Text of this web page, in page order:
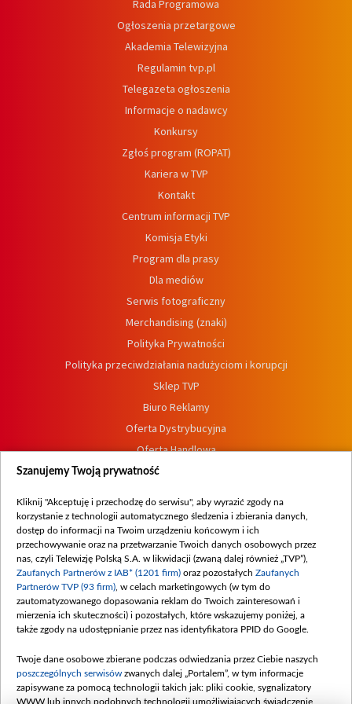
Rada Programowa
Ogłoszenia przetargowe
Akademia Telewizyjna
Regulamin tvp.pl
Telegazeta ogłoszenia
Informacje o nadawcy
Konkursy
Zgłoś program (ROPAT)
Kariera w TVP
Kontakt
Centrum informacji TVP
Komisja Etyki
Program dla prasy
Dla mediów
Serwis fotograficzny
Merchandising (znaki)
Polityka Prywatności
Polityka przeciwdziałania nadużyciom i korupcji
Sklep TVP
Biuro Reklamy
Oferta Dystrybucyjna
Oferta Handlowa
Dostępność
Procedura zgłoszeń wewnętrznych
Szanujemy Twoją prywatność
Kliknij "Akceptuję i przechodzę do serwisu", aby wyrazić zgody na
korzystanie z technologii automatycznego śledzenia i zbierania danych,
dostęp do informacji na Twoim urządzeniu końcowym i ich
przechowywanie oraz na przetwarzanie Twoich danych osobowych przez
nas, czyli Telewizję Polską S.A. w likwidacji (zwaną dalej również „TVP”),
Zaufanych Partnerów z IAB* (1201 firm) oraz pozostałych Zaufanych
Partnerów TVP (93 firm) , w celach marketingowych (w tym do
zautomatyzowanego dopasowania reklam do Twoich zainteresowań i
mierzenia ich skuteczności) i pozostałych, które wskazujemy poniżej, a
także zgody na udostępnianie przez nas identyfikatora PPID do Google.
Twoje dane osobowe zbierane podczas odwiedzania przez Ciebie naszych
poszczególnych serwisów zwanych dalej „Portalem”, w tym informacje
zapisywane za pomocą technologii takich jak: pliki cookie, sygnalizatory
WWW lub innych podobnych technologii umożliwiających świadczenie